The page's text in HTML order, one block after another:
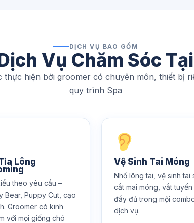
DỊCH VỤ BAO GỒM
Vụ Chăm Sóc
thực hiện bởi groomer có chuyên môn, thiết bị
quy trình Spa
Lông
theo yêu cầu –
Bear, Puppy Cut, cạo
Groomer có kinh
với mọi giống chó
Vệ Sinh Tai Móng
Nhổ lông tai, vệ sinh tai
cắt mai móng, vắt tuyến
đầy đủ trong mội
dịch vụ.